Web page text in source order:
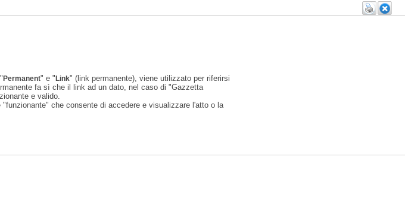
Permanent" e "Link" (link permanente), viene utilizzato per riferirsi
fa sì che il link ad un dato, nel caso di "Gazzetta
e valido.
che consente di accedere e visualizzare l'atto o la